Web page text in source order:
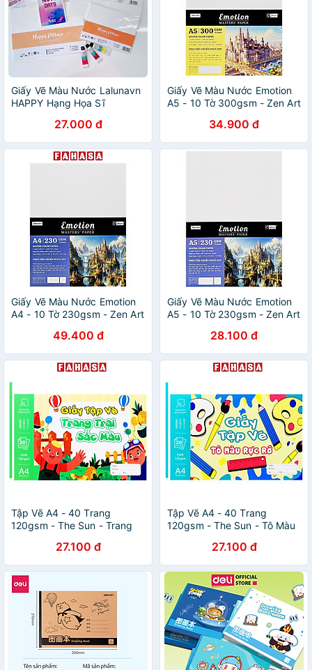
Giấy Vẽ Màu Nước Lalunavn
HAPPY Hạng Họa Sĩ
27.000 đ
Giấy Vẽ Màu Nước Emotion
A5 - 10 Tờ 300gsm - Zen Art
34.900 đ
Giấy Vẽ Màu Nước Emotion
A4 - 10 Tờ 230gsm - Zen Art
49.400 đ
Giấy Vẽ Màu Nước Emotion
A5 - 10 Tờ 230gsm - Zen Art
28.100 đ
Tập Vẽ A4 - 40 Trang
120gsm - The Sun - Trang
27.100 đ
Tập Vẽ A4 - 40 Trang
120gsm - The Sun - Tô Màu
27.100 đ